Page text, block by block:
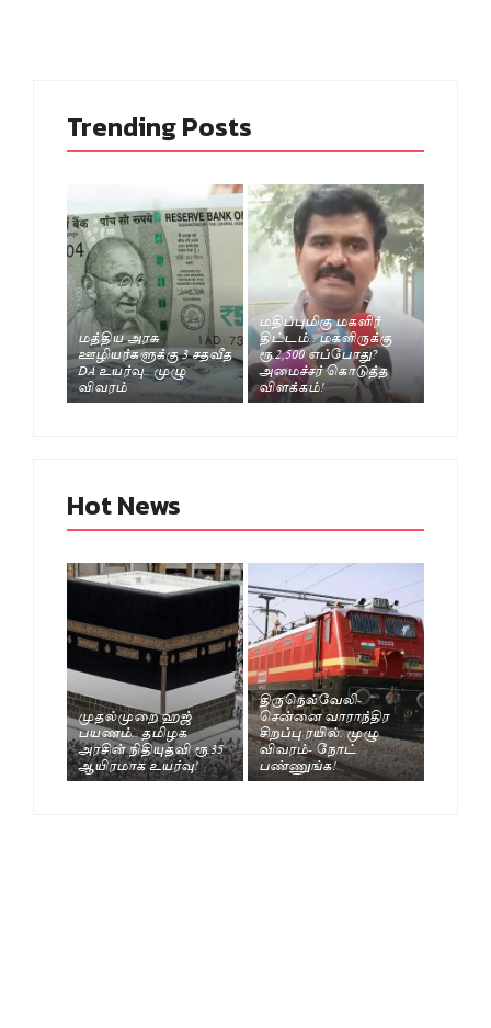
Trending Posts
மத்திய அரசு
ஊழியர்களுக்கு 3 சதவீத
DA உயர்வு.. முழு
விவரம்
மதிப்புமிகு மகளிர்
திட்டம்.. மகளிருக்கு
ரூ.2,500 எப்போது?
அமைச்சர் கொடுத்த
விளக்கம்!
Hot News
முதல்முறை ஹஜ்
பயணம்.. தமிழக
அரசின் நிதியுதவி ரூ.35
ஆயிரமாக உயர்வு!
திருநெல்வேலி-
சென்னை வாராந்திர
சிறப்பு ரயில். முழு
விவரம்- நோட்
பண்ணுங்க!